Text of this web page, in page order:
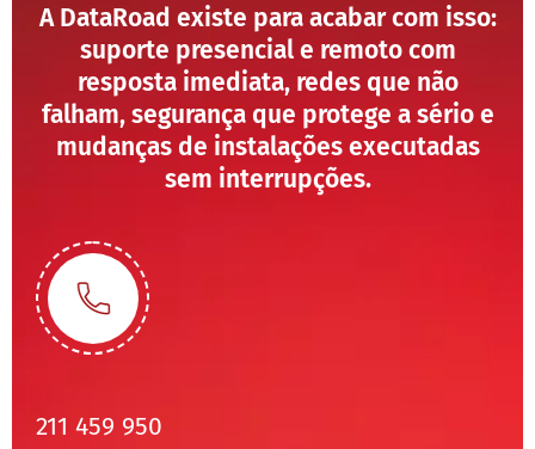
A DataRoad existe para acabar com isso:
suporte presencial e remoto com
resposta imediata, redes que não
falham, segurança que protege a sério e
mudanças de instalações executadas
sem interrupções.
211 459 950